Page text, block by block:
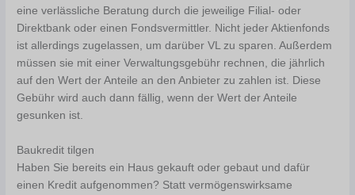
eine verlässliche Beratung durch die jeweilige Filial- oder
Direktbank oder einen Fondsvermittler. Nicht jeder Aktienfonds
ist allerdings zugelassen, um darüber VL zu sparen. Außerdem
müssen sie mit einer Verwaltungsgebühr rechnen, die jährlich
auf den Wert der Anteile an den Anbieter zu zahlen ist. Diese
Gebühr wird auch dann fällig, wenn der Wert der Anteile
gesunken ist.
Baukredit tilgen
Haben Sie bereits ein Haus gekauft oder gebaut und dafür
einen Kredit aufgenommen? Statt vermögenswirksame